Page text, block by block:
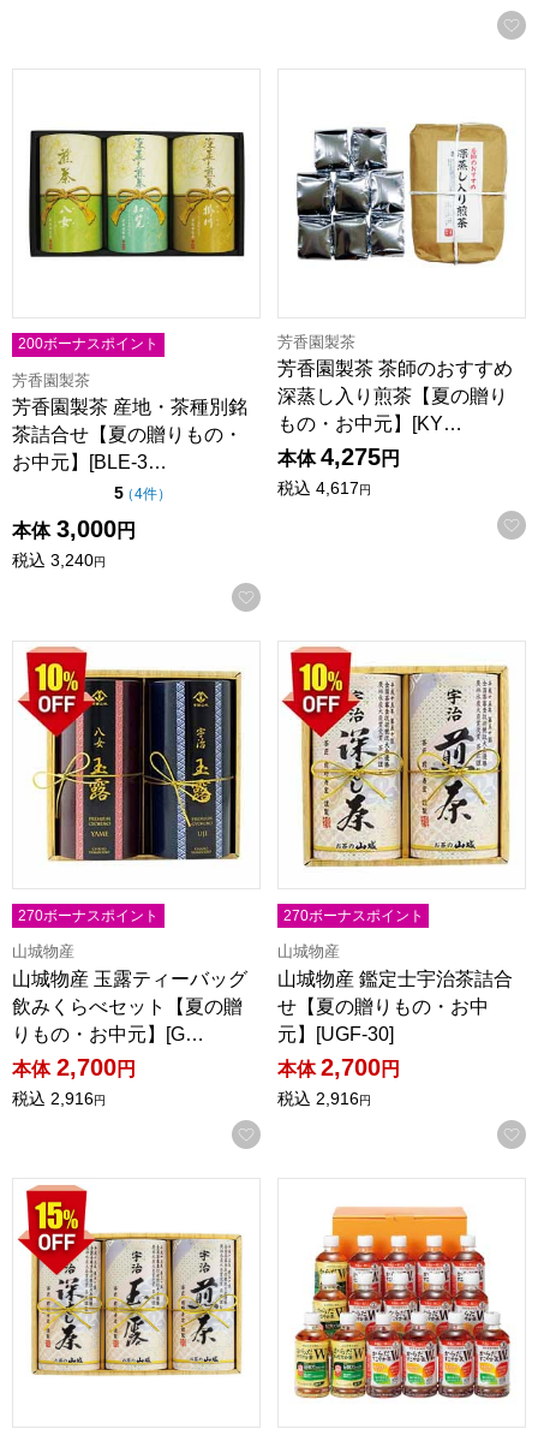
200ボーナスポイント
芳香園製茶
芳香園製茶 産地・茶種別銘
茶詰合せ【夏の贈りもの・
お中元】[BLE-3…
5点（5点満点中）
（4件の評価
）
本体 3,000円
税込 3,240円
お気に入りに登録する
芳香園製茶
芳香園製茶 茶師のおすすめ
深蒸し入り煎茶【夏の贈り
もの・お中元】[KY…
本体 4,275円
税込 4,617円
山城物産 玉露ティーバッグ飲みくらべセット【夏の贈りも
270ボーナスポイント
山城物産
山城物産 玉露ティーバッグ
飲みくらべセット【夏の贈
りもの・お中元】[G…
本体 2,700円
税込 2,916円
お気に入りに登録する
山城物産 鑑定士宇治茶詰合
270ボーナスポイント
山城物産
山城物産 鑑定士宇治茶詰合
せ【夏の贈りもの・お中
元】[UGF-30]
本体 2,700円
税込 2,916円
山城物産 鑑定士宇治茶詰合せ【夏の贈りもの・お中元】